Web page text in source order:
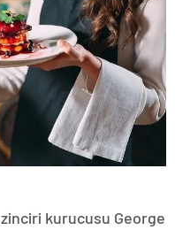
kurucusu George